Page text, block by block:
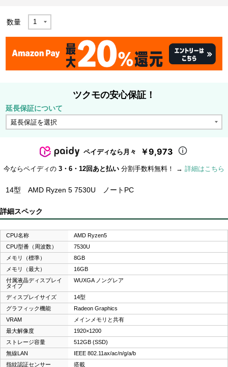
数量
ツクモの安心保証！
延長保証について
ペイディなら月々 ￥9,973
今ならペイディの 3・6・12回あと払い 分割手数料無料！ → 詳細はこちら
14型 AMD Ryzen 5 7530U ノートPC
詳細スペック
CPU名称
AMD Ryzen5
CPU型番（周波数）
7530U
メモリ（標準）
8GB
メモリ（最大）
16GB
付属液晶ディスプレイ
タイプ
WUXGA ノングレア
ディスプレイサイズ
14型
グラフィック機能
Radeon Graphics
VRAM
メインメモリと共有
最大解像度
1920×1200
ストレージ容量
512GB (SSD)
無線LAN
IEEE 802.11ax/ac/n/g/a/b
指紋認証センサー
搭載